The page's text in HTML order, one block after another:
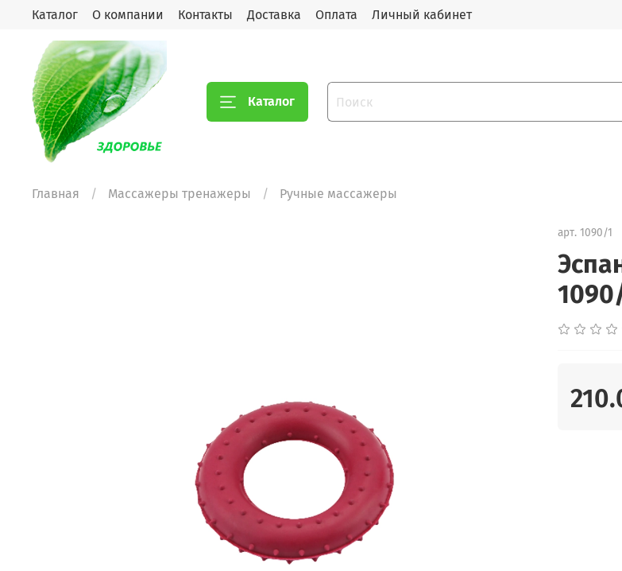
Каталог О компании Контакты Доставка Оплата Личный кабинет
Каталог
Главная Массажеры тренажеры Ручные массажеры
арт. 1090/1